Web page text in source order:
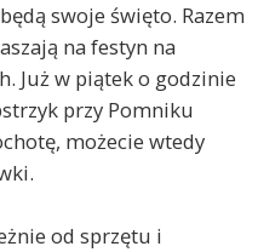
swoje święto. Razem
na festyn na
Już w piątek o godzinie
przy Pomniku
możecie wtedy
od sprzętu i